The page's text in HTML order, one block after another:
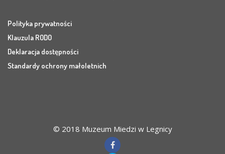
Polityka prywatności
Klauzula RODO
Deklaracja dostępności
Standardy ochrony małoletnich
© 2018 Muzeum Miedzi w Legnicy